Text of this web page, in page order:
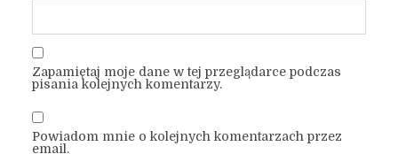
Zapamiętaj moje dane w tej przeglądarce podczas
pisania kolejnych komentarzy.
Powiadom mnie o kolejnych komentarzach przez
email.